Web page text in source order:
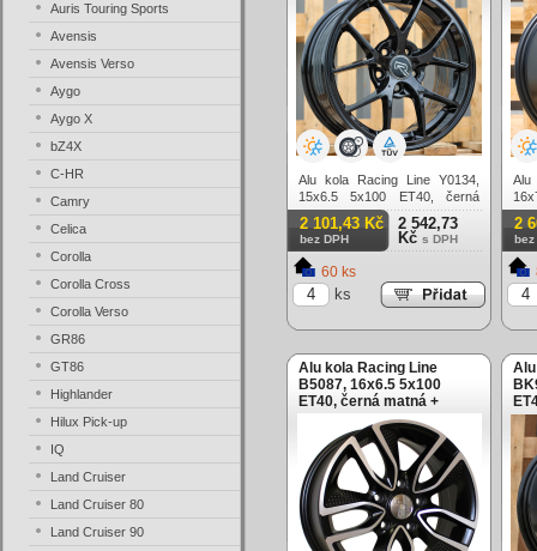
Alu kola Racing Line Y0134,
15x6.5 5x100 ET40, černá
lesklá
2 101,43 Kč
bez DPH
2 542,73
Kč s DPH
60 ks
ks
Alu
2
bez
Alu kola Racing Line
B5087, 16x6.5 5x100
ET40, černá matná +
Auris Touring Sports
Avensis
Avensis Verso
Aygo
Aygo X
bZ4X
C-HR
Camry
Celica
Corolla
Corolla Cross
Corolla Verso
GR86
GT86
Highlander
Hilux Pick-up
IQ
Land Cruiser
Land Cruiser 80
Land Cruiser 90